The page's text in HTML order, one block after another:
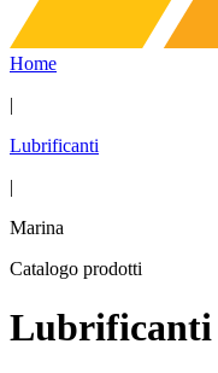
Home
|
Lubrificanti
|
Marina
Catalogo prodotti
Lubrificanti